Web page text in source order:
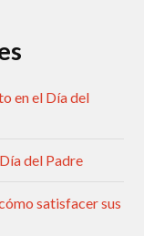
en el Día del
del Padre
satisfacer sus